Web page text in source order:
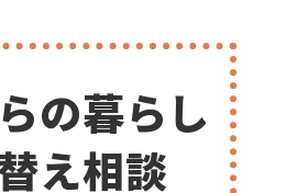
の暮らし
え相談